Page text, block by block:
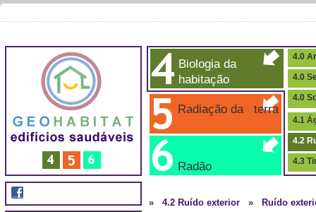
Biologia da
habitação
Radiação da terra
Radão
4.0
4.0
4.0
4.1
4.2
4.3
» 4.2 Ruído exterior » Ruído